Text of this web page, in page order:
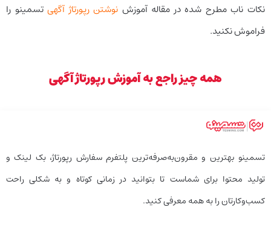
نکات ناب مطرح شده در مقاله آموزش نوشتن رپورتاژ آگهیتسمینو را
فراموش نکنید.
همه چیز راجع به آموزش رپورتاژ آگهی
تسمینو بهترین و مقرون‌به‌صرفه‌ترین پلتفرم سفارش رپورتاژ، بک لینک و
تولید محتوا برای شماست تا بتوانید در زمانی کوتاه و به شکلی راحت
کسب‌وکارتان را به همه معرفی کنید.